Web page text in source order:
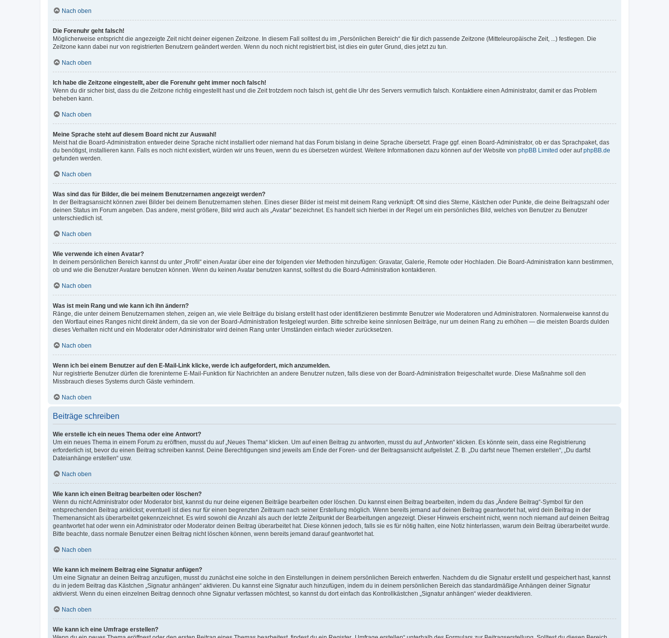
Nach oben
Die Forenuhr geht falsch!
Möglicherweise entspricht die angezeigte Zeit nicht deiner eigenen Zeitzone. In diesem Fall solltest du im „Persönlichen Bereich“ die für dich passende Zeitzone (Mitteleuropäische Zeit, ...) festlegen. Die
Zeitzone kann dabei nur von registrierten Benutzern geändert werden. Wenn du noch nicht registriert bist, ist dies ein guter Grund, dies jetzt zu tun.
Nach oben
Ich habe die Zeitzone eingestellt, aber die Forenuhr geht immer noch falsch!
Wenn du dir sicher bist, dass du die Zeitzone richtig eingestellt hast und die Zeit trotzdem noch falsch ist, geht die Uhr des Servers vermutlich falsch. Kontaktiere einen Administrator, damit er das Problem
beheben kann.
Nach oben
Meine Sprache steht auf diesem Board nicht zur Auswahl!
Meist hat die Board-Administration entweder deine Sprache nicht installiert oder niemand hat das Forum bislang in deine Sprache übersetzt. Frage ggf. einen Board-Administrator, ob er das Sprachpaket, das
du benötigst, installieren kann. Falls es noch nicht existiert, würden wir uns freuen, wenn du es übersetzen würdest. Weitere Informationen dazu können auf der Website von phpBB Limited oder aufphpBB.de
gefunden werden.
Nach oben
Was sind das für Bilder, die bei meinem Benutzernamen angezeigt werden?
In der Beitragsansicht können zwei Bilder bei deinem Benutzernamen stehen. Eines dieser Bilder ist meist mit deinem Rang verknüpft: Oft sind dies Sterne, Kästchen oder Punkte, die deine Beitragszahl oder
deinen Status im Forum angeben. Das andere, meist größere, Bild wird auch als „Avatar“ bezeichnet. Es handelt sich hierbei in der Regel um ein persönliches Bild, welches von Benutzer zu Benutzer
unterschiedlich ist.
Nach oben
Wie verwende ich einen Avatar?
In deinem persönlichen Bereich kannst du unter „Profil“ einen Avatar über eine der folgenden vier Methoden hinzufügen: Gravatar, Galerie, Remote oder Hochladen. Die Board-Administration kann bestimmen,
ob und wie die Benutzer Avatare benutzen können. Wenn du keinen Avatar benutzen kannst, solltest du die Board-Administration kontaktieren.
Nach oben
Was ist mein Rang und wie kann ich ihn ändern?
Ränge, die unter deinem Benutzernamen stehen, zeigen an, wie viele Beiträge du bislang erstellt hast oder identifizieren bestimmte Benutzer wie Moderatoren und Administratoren. Normalerweise kannst du
den Wortlaut eines Ranges nicht direkt ändern, da sie von der Board-Administration festgelegt wurden. Bitte schreibe keine sinnlosen Beiträge, nur um deinen Rang zu erhöhen — die meisten Boards dulden
dieses Verhalten nicht und ein Moderator oder Administrator wird deinen Rang unter Umständen einfach wieder zurücksetzen.
Nach oben
Wenn ich bei einem Benutzer auf den E-Mail-Link klicke, werde ich aufgefordert, mich anzumelden.
Nur registrierte Benutzer dürfen die foreninterne E-Mail-Funktion für Nachrichten an andere Benutzer nutzen, falls diese von der Board-Administration freigeschaltet wurde. Diese Maßnahme soll den
Missbrauch dieses Systems durch Gäste verhindern.
Nach oben
Beiträge schreiben
Wie erstelle ich ein neues Thema oder eine Antwort?
Um ein neues Thema in einem Forum zu eröffnen, musst du auf „Neues Thema“ klicken. Um auf einen Beitrag zu antworten, musst du auf „Antworten“ klicken. Es könnte sein, dass eine Registrierung
erforderlich ist, bevor du einen Beitrag schreiben kannst. Deine Berechtigungen sind jeweils am Ende der Foren- und der Beitragsansicht aufgelistet. Z. B. „Du darfst neue Themen erstellen“, „Du darfst
Dateianhänge erstellen“ usw.
Nach oben
Wie kann ich einen Beitrag bearbeiten oder löschen?
Wenn du nicht Administrator oder Moderator bist, kannst du nur deine eigenen Beiträge bearbeiten oder löschen. Du kannst einen Beitrag bearbeiten, indem du das „Ändere Beitrag“-Symbol für den
entsprechenden Beitrag anklickst; eventuell ist dies nur für einen begrenzten Zeitraum nach seiner Erstellung möglich. Wenn bereits jemand auf deinen Beitrag geantwortet hat, wird dein Beitrag in der
Themenansicht als überarbeitet gekennzeichnet. Es wird sowohl die Anzahl als auch der letzte Zeitpunkt der Bearbeitungen angezeigt. Dieser Hinweis erscheint nicht, wenn noch niemand auf deinen Beitrag
geantwortet hat oder wenn ein Administrator oder Moderator deinen Beitrag überarbeitet hat. Diese können jedoch, falls sie es für nötig halten, eine Notiz hinterlassen, warum dein Beitrag überarbeitet wurde.
Bitte beachte, dass normale Benutzer einen Beitrag nicht löschen können, wenn bereits jemand darauf geantwortet hat.
Nach oben
Wie kann ich meinem Beitrag eine Signatur anfügen?
Um eine Signatur an deinen Beitrag anzufügen, musst du zunächst eine solche in den Einstellungen in deinem persönlichen Bereich entwerfen. Nachdem du die Signatur erstellt und gespeichert hast, kannst
du in jedem Beitrag das Kästchen „Signatur anhängen“ aktivieren. Du kannst eine Signatur auch hinzufügen, indem du in deinem persönlichen Bereich das standardmäßige Anhängen deiner Signatur
aktivierst. Wenn du einen einzelnen Beitrag dennoch ohne Signatur verfassen möchtest, so kannst du dort einfach das Kontrollkästchen „Signatur anhängen“ wieder deaktivieren.
Nach oben
Wie kann ich eine Umfrage erstellen?